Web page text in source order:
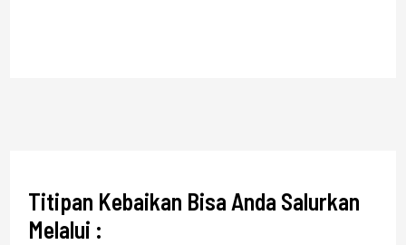
Titipan Kebaikan Bisa Anda Salurkan
Melalui :